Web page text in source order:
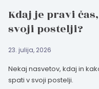
Kdaj je pravi
svoji postelji?
23. julija, 2026
Nekaj nasvetov, kdaj in
spati v svoji postelji.